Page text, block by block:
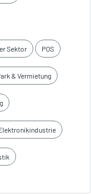
Sektor POS
& Vermietung